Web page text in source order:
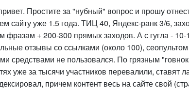
Простите за "нубный" вопрос и прошу
сайту уже 1.5 года. ТИЦ 40, Яндекс-ранк 3/6,
фразам + 200-300 прямых заходов. А с гугла -
отзывы со ссылками (около 100),
средствами не пользовался. По грязным
уже за тысячи участников перевалили, ставят
причем контент весь на сайте свой